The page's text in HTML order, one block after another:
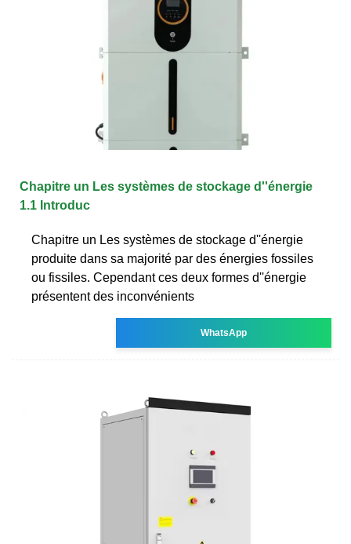
Chapitre un Les systèmes de stockage d''énergie
1.1 Introduc
Chapitre un Les systèmes de stockage d''énergie
produite dans sa majorité par des énergies fossiles
ou fissiles. Cependant ces deux formes d''énergie
présentent des inconvénients
WhatsApp